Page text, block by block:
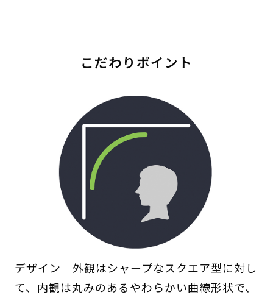
こだわりポイント
デザイン 外観はシャープなスクエア型に対し
て、内観は丸みのあるやわらかい曲線形状で、